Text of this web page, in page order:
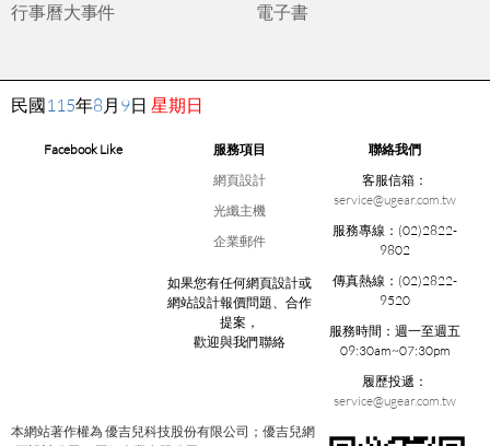
行事曆大事件
電子書
民國115年8月 9日 星期日
Facebook Like
服務項目
網頁設計
光纖主機
企業郵件
如果您有任何網頁設計或
網站設計報價問題、合作
提案，
歡迎與我們聯絡
聯絡我們
客服信箱：
service@ugear.com.tw
服務專線： (02)2822-
9802
傳真熱線： (02)2822-
9520
服務時間：週一至週五
09:30am~07:30pm
履歷投遞：
service@ugear.com.tw
本網站著作權為 優吉兒科技股份有限公司；優吉兒網